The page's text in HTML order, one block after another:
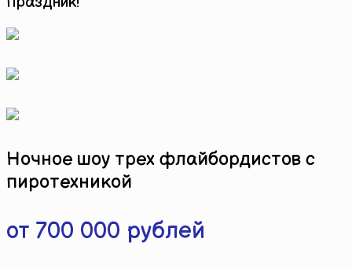
Ночное шоу трех флайбордистов с
пиротехникой
от 700 000 рублей